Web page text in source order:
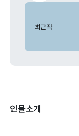
최근작
인물소개